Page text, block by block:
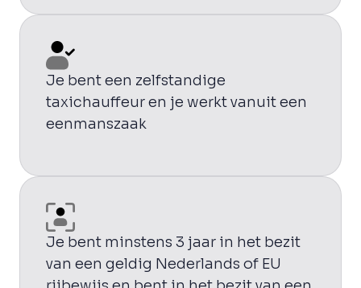
Je bent een zelfstandige
taxichauffeur en je werkt vanuit een
eenmanszaak
Je bent minstens 3 jaar in het bezit
van een geldig Nederlands of EU